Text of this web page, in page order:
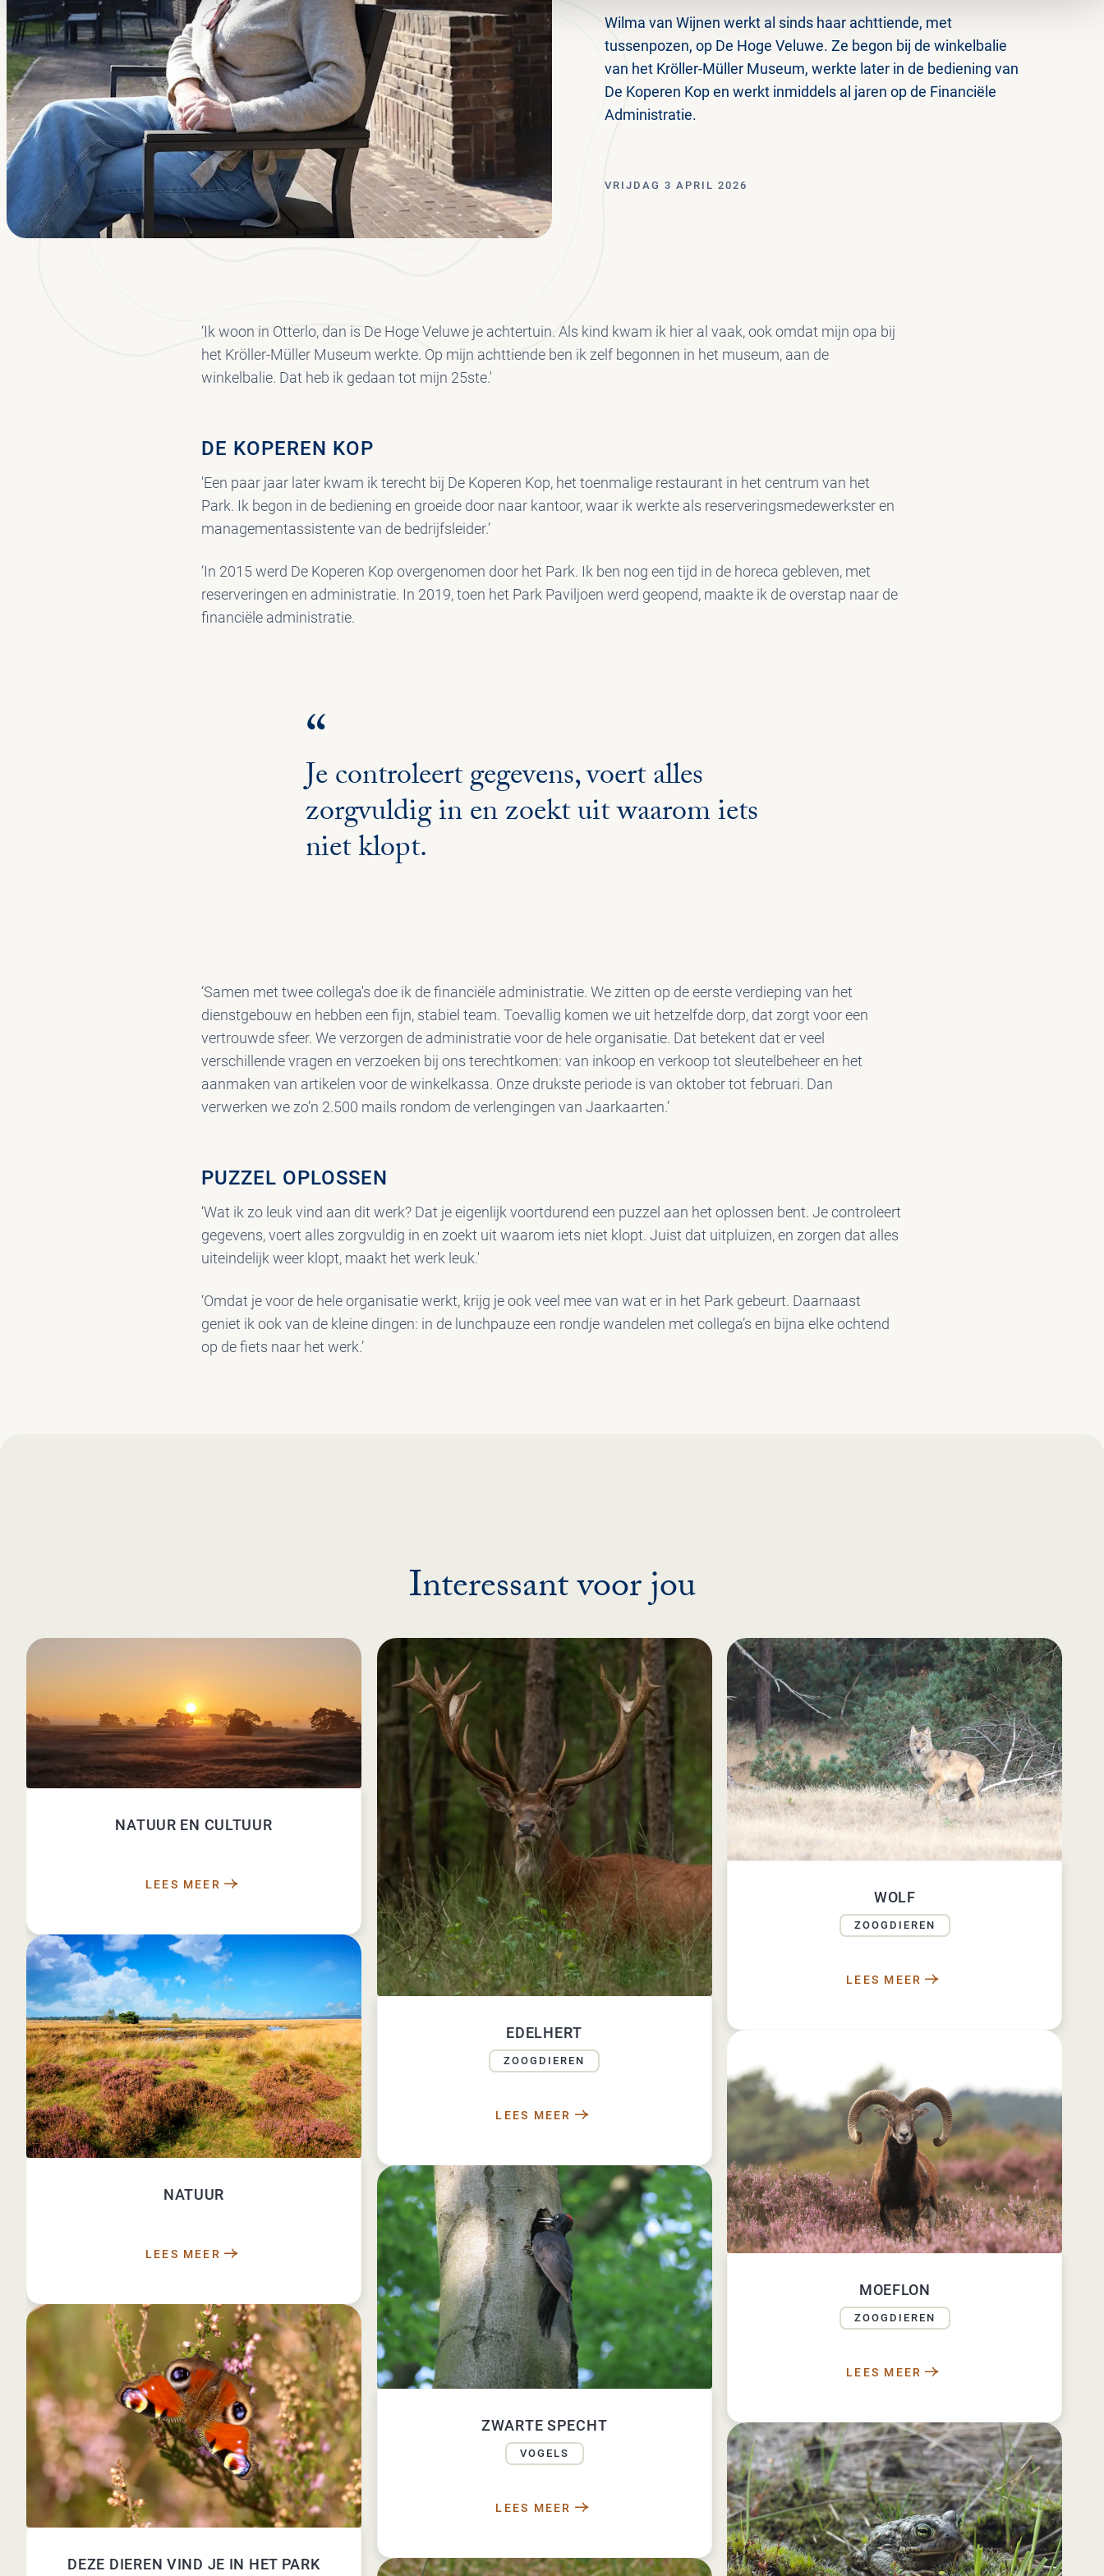
Wilma van Wijnen werkt al sinds haar achttiende, met
tussenpozen, op De Hoge Veluwe. Ze begon bij de winkelbalie
van het Kröller-Müller Museum, werkte later in de bediening van
De Koperen Kop en werkt inmiddels al jaren op de Financiële
Administratie.
VRIJDAG 3 APRIL 2026
‘Ik woon in Otterlo, dan is De Hoge Veluwe je achtertuin. Als kind kwam ik hier al vaak, ook omdat mijn opa bij
het Kröller-Müller Museum werkte. Op mijn achttiende ben ik zelf begonnen in het museum, aan de
winkelbalie. Dat heb ik gedaan tot mijn 25ste.'
DE KOPEREN KOP
'Een paar jaar later kwam ik terecht bij De Koperen Kop, het toenmalige restaurant in het centrum van het
Park. Ik begon in de bediening en groeide door naar kantoor, waar ik werkte als reserveringsmedewerkster en
managementassistente van de bedrijfsleider.’
‘In 2015 werd De Koperen Kop overgenomen door het Park. Ik ben nog een tijd in de horeca gebleven, met
reserveringen en administratie. In 2019, toen het Park Paviljoen werd geopend, maakte ik de overstap naar de
financiële administratie.
“
Je controleert gegevens, voert alles
zorgvuldig in en zoekt uit waarom iets
niet klopt.
‘Samen met twee collega's doe ik de financiële administratie. We zitten op de eerste verdieping van het
dienstgebouw en hebben een fijn, stabiel team. Toevallig komen we uit hetzelfde dorp, dat zorgt voor een
vertrouwde sfeer. We verzorgen de administratie voor de hele organisatie. Dat betekent dat er veel
verschillende vragen en verzoeken bij ons terechtkomen: van inkoop en verkoop tot sleutelbeheer en het
aanmaken van artikelen voor de winkelkassa. Onze drukste periode is van oktober tot februari. Dan
verwerken we zo’n 2.500 mails rondom de verlengingen van Jaarkaarten.’
PUZZEL OPLOSSEN
‘Wat ik zo leuk vind aan dit werk? Dat je eigenlijk voortdurend een puzzel aan het oplossen bent. Je controleert
gegevens, voert alles zorgvuldig in en zoekt uit waarom iets niet klopt. Juist dat uitpluizen, en zorgen dat alles
uiteindelijk weer klopt, maakt het werk leuk.'
‘Omdat je voor de hele organisatie werkt, krijg je ook veel mee van wat er in het Park gebeurt. Daarnaast
geniet ik ook van de kleine dingen: in de lunchpauze een rondje wandelen met collega’s en bijna elke ochtend
op de fiets naar het werk.’
Interessant voor jou
NATUUR EN CULTUUR
LEES MEER
NATUUR
LEES MEER
DEZE DIEREN VIND JE IN HET PARK
EDELHERT
ZOOGDIEREN
LEES MEER
ZWARTE SPECHT
VOGELS
LEES MEER
WOLF
ZOOGDIEREN
LEES MEER
MOEFLON
ZOOGDIEREN
LEES MEER